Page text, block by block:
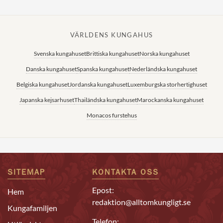
VÄRLDENS KUNGAHUS
Svenska kungahusetBrittiska kungahusetNorska kungahuset
Danska kungahusetSpanska kungahusetNederländska kungahuset
Belgiska kungahusetJordanska kungahusetLuxemburgska storhertighuset
Japanska kejsarhusetThailändska kungahusetMarockanska kungahuset
Monacos furstehus
SITEMAP
Hem
Kungafamiljen
KONTAKTA OSS
Epost:
redaktion@alltomkungligt.se